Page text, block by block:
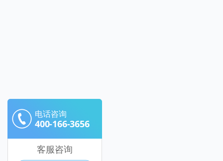
电话咨询
400-166-3656
客服咨询